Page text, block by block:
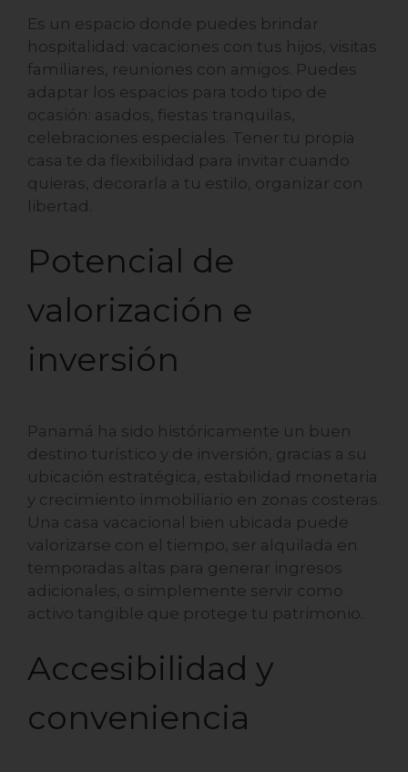
Es un espacio donde puedes brindar
hospitalidad: vacaciones con tus hijos, visitas
familiares, reuniones con amigos. Puedes
adaptar los espacios para todo tipo de
ocasión: asados, fiestas tranquilas,
celebraciones especiales. Tener tu propia
casa te da flexibilidad para invitar cuando
quieras, decorarla a tu estilo, organizar con
libertad.
Potencial de
valorización e
inversión
Panamá ha sido históricamente un buen
destino turístico y de inversión, gracias a su
ubicación estratégica, estabilidad monetaria
y crecimiento inmobiliario en zonas costeras.
Una casa vacacional bien ubicada puede
valorizarse con el tiempo, ser alquilada en
temporadas altas para generar ingresos
adicionales, o simplemente servir como
activo tangible que protege tu patrimonio.
Accesibilidad y
conveniencia